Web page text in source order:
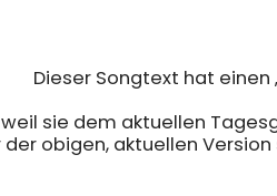
Dieser Songtext hat einen
weil sie dem aktuellen
der obigen, aktuellen